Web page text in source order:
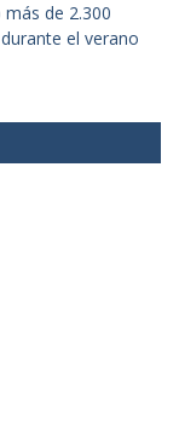
de 2.300
el verano